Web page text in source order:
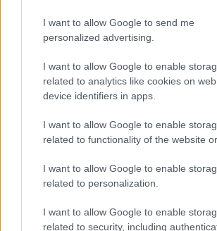
I want to allow Google to send me
personalized advertising.
I want to allow Google to enable
related to analytics like cookies on
device identifiers in apps.
I want to allow Google to enable
related to functionality of the website
I want to allow Google to enable
related to personalization.
I want to allow Google to enable
related to security, including
αυτοβούλως πήγανε στην
μετά ήρθαν οι αδιάφθοροι, από
τα βγήκαν όλα σωστά. Πόσο
βρήκανε;Αλλά κόρακας κοράκου
βγάζει».
«Τι έκανε η αστυνομία;»
Τι
πού ήταν η προστασία;
Δεν
η πολιτεία σε τέτοιες